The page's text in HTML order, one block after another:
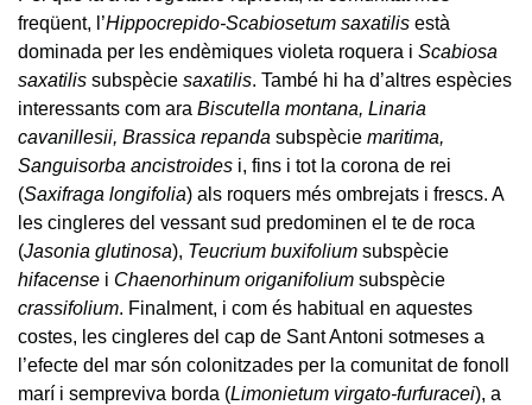
freqüent, l’Hippocrepido-Scabiosetum saxatilis està
dominada per les endèmiques violeta roquera i Scabiosa
saxatilis subspècie saxatilis. També hi ha d’altres espècies
interessants com ara Biscutella montana, Linaria
cavanillesii, Brassica repanda subspècie maritima,
Sanguisorba ancistroides i, fins i tot la corona de rei
(Saxifraga longifolia) als roquers més ombrejats i frescs. A
les cingleres del vessant sud predominen el te de roca
(Jasonia glutinosa), Teucrium buxifolium subspècie
hifacense i Chaenorhinum origanifolium subspècie
crassifolium. Finalment, i com és habitual en aquestes
costes, les cingleres del cap de Sant Antoni sotmeses a
l’efecte del mar són colonitzades per la comunitat de fonoll
marí i sempreviva borda (Limonietum virgato-furfuracei), a